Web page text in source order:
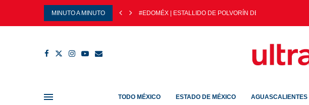
MINUTO A MINUTO #EDOMÉX | ESTALLIDO DE POLVORÍN DEJA SALDO DE...
TODO MÉXICO ESTADO DE MÉXICO AGUASCALIENTES